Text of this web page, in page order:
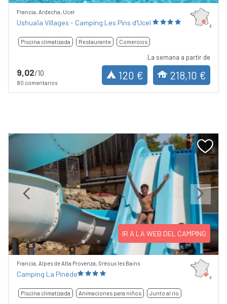
Francia, Ardecha, Ucel
Ushuaïa Villages - Camping Les Pins d'Ucel
Piscina climatizada Restaurante Comercios
9,02/10
80 comentarios
La semana a partir de
120 € 218,10 €
Next
IR A LA WEB DEL CAMPING
Francia, Alpes de Alta Provenza, Gréoux les Bains
Camping La Pinède
Piscina climatizada Animaciones para niños Junto al río